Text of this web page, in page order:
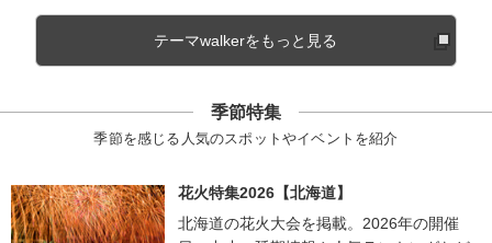
テーマwalkerをもっと見る
季節特集
季節を感じる人気のスポットやイベントを紹介
花火特集2026【北海道】
北海道の花火大会を掲載。2026年の開催